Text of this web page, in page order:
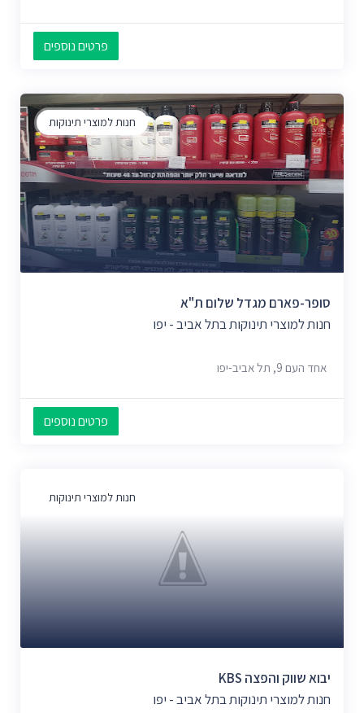
פרטים נוספים
חנות למוצרי תינוקות
סופר-פארם מגדל שלום ת"א
חנות למוצרי תינוקות בתל אביב - יפו
אחד העם 9, תל אביב-יפו
פרטים נוספים
חנות למוצרי תינוקות
יבוא שווק והפצה KBS
חנות למוצרי תינוקות בתל אביב - יפו